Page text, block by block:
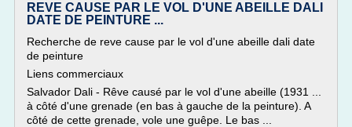
REVE CAUSE PAR LE VOL D'UNE ABEILLE DALI
DATE DE PEINTURE ...
Recherche de reve cause par le vol d'une abeille dali date
de peinture
Liens commerciaux
Salvador Dali - Rêve causé par le vol d'une abeille (1931 ...
à côté d'une grenade (en bas à gauche de la peinture). A
côté de cette grenade, vole une guêpe. Le bas ...